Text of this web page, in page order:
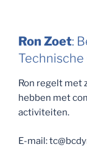
Ron Zoet:
Ron regelt met
hebben met
activiteiten.
E-mail: